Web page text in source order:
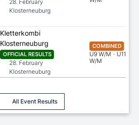
28. February
Klosterneuburg
Kletterkombi
Klosterneuburg
OFFICIAL RESULTS
28. February
Klosterneuburg
COMBINED
U9 W/M · U11 W/
W/M
All Event Results